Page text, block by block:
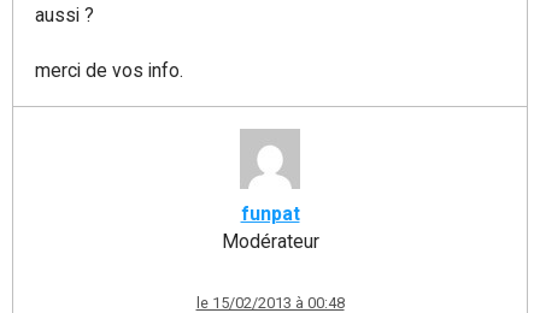
aussi ?
merci de vos info.
funpat
Modérateur
le 15/02/2013 à 00:48